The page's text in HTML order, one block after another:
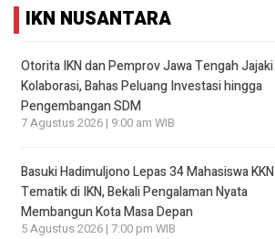
IKN NUSANTARA
Otorita IKN dan Pemprov Jawa Tengah Jajaki
Kolaborasi, Bahas Peluang Investasi hingga
Pengembangan SDM
7 Agustus 2026 | 9:00 am WIB
Basuki Hadimuljono Lepas 34 Mahasiswa KKN
Tematik di IKN, Bekali Pengalaman Nyata
Membangun Kota Masa Depan
5 Agustus 2026 | 7:00 pm WIB